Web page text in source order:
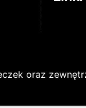
oraz